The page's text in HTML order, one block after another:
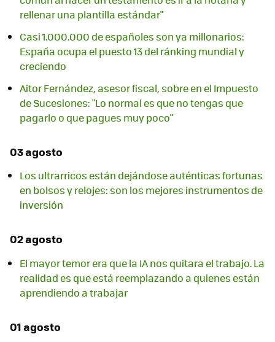
rellenar una plantilla estándar"
Casi 1.000.000 de españoles son ya millonarios:
España ocupa el puesto 13 del ránking mundial y
creciendo
Aitor Fernández, asesor fiscal, sobre en el Impuesto
de Sucesiones: "Lo normal es que no tengas que
pagarlo o que pagues muy poco"
03 agosto
Los ultrarricos están dejándose auténticas fortunas
en bolsos y relojes: son los mejores instrumentos de
inversión
02 agosto
El mayor temor era que la IA nos quitara el trabajo. La
realidad es que está reemplazando a quienes están
aprendiendo a trabajar
01 agosto